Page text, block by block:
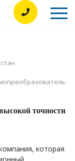
точности
которая